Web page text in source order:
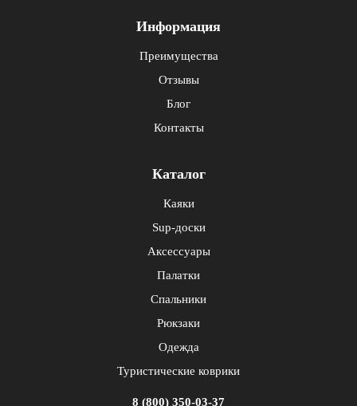
Информация
Преимущества
Отзывы
Блог
Контакты
Каталог
Каяки
Sup-доски
Аксессуары
Палатки
Спальники
Рюкзаки
Одежда
Туристические коврики
8 (800) 350-03-37